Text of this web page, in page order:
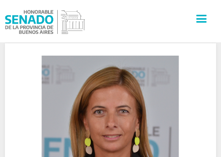
SECRETARÍAS
PRENSA
CULTURA